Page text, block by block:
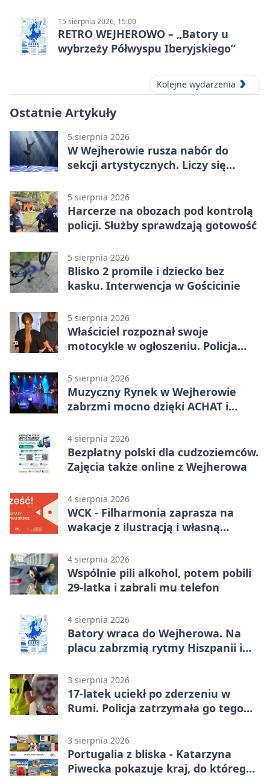
15 sierpnia 2026, 15:00
RETRO WEJHEROWO – „Batory u
wybrzeży Półwyspu Iberyjskiego”
Kolejne wydarzenia
Ostatnie Artykuły
5 sierpnia 2026
W Wejherowie rusza nabór do
sekcji artystycznych. Liczy się
5 sierpnia 2026
Harcerze na obozach pod kontrolą
policji. Służby sprawdzają gotowość
5 sierpnia 2026
Blisko 2 promile i dziecko bez
kasku. Interwencja w Gościcinie
5 sierpnia 2026
Właściciel rozpoznał swoje
motocykle w ogłoszeniu. Policja
5 sierpnia 2026
Muzyczny Rynek w Wejherowie
zabrzmi mocno dzięki ACHAT i
4 sierpnia 2026
Bezpłatny polski dla cudzoziemców.
Zajęcia także online z Wejherowa
4 sierpnia 2026
WCK - Filharmonia zaprasza na
wakacje z ilustracją i własną
4 sierpnia 2026
Wspólnie pili alkohol, potem pobili
29-latka i zabrali mu telefon
4 sierpnia 2026
Batory wraca do Wejherowa. Na
placu zabrzmią rytmy Hiszpanii i
3 sierpnia 2026
17-latek uciekł po zderzeniu w
Rumi. Policja zatrzymała go tego
3 sierpnia 2026
Portugalia z bliska - Katarzyna
Piwecka pokazuje kraj, do którego